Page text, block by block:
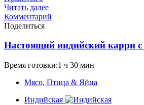
Читать далее
Комментарий
Поделиться
Настоящий индийский карри с
Время готовки:1 ч 30 мин
Мясо, Птица & Яйца
Индийская